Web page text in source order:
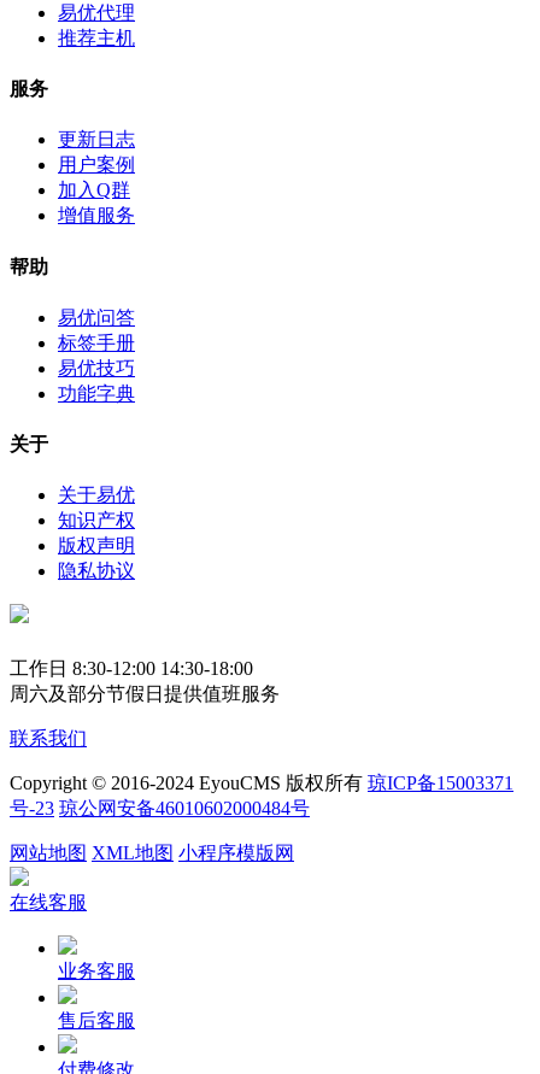
易优代理
推荐主机
服务
更新日志
用户案例
加入Q群
增值服务
帮助
易优问答
标签手册
易优技巧
功能字典
关于
关于易优
知识产权
版权声明
隐私协议
工作日 8:30-12:00 14:30-18:00
周六及部分节假日提供值班服务
联系我们
Copyright © 2016-2024 EyouCMS 版权所有 琼ICP备15003371
号-23 琼公网安备46010602000484号
网站地图 XML地图 小程序模版网
在线客服
业务客服
售后客服